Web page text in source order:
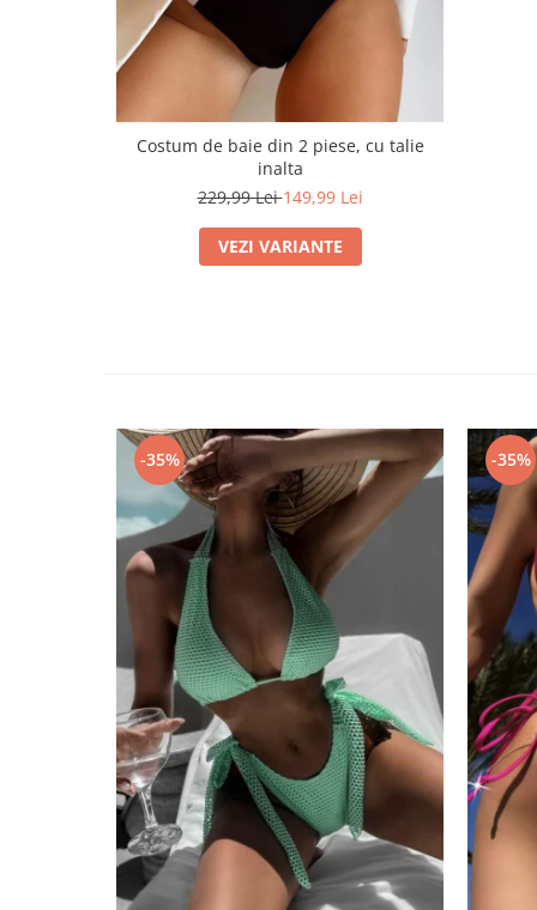
Costum de baie din 2 piese, cu talie
inalta
229,99 Lei149,99 Lei
VEZI VARIANTE
-35% -35%